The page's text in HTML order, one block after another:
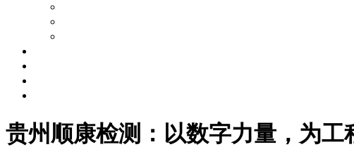
贵州顺康检测：以数字力量，为